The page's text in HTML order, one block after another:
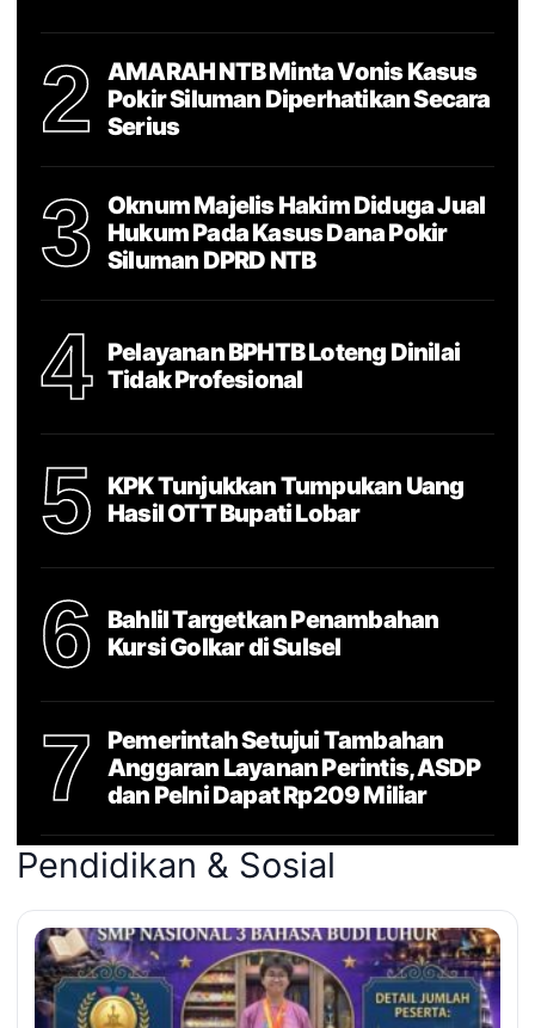
2
AMARAH NTB Minta Vonis Kasus
Pokir Siluman Diperhatikan Secara
Serius
3
Oknum Majelis Hakim Diduga Jual
Hukum Pada Kasus Dana Pokir
Siluman DPRD NTB
4
Pelayanan BPHTB Loteng Dinilai
Tidak Profesional
5
KPK Tunjukkan Tumpukan Uang
Hasil OTT Bupati Lobar
6
Bahlil Targetkan Penambahan
Kursi Golkar di Sulsel
7
Pemerintah Setujui Tambahan
Anggaran Layanan Perintis, ASDP
dan Pelni Dapat Rp209 Miliar
Pendidikan & Sosial